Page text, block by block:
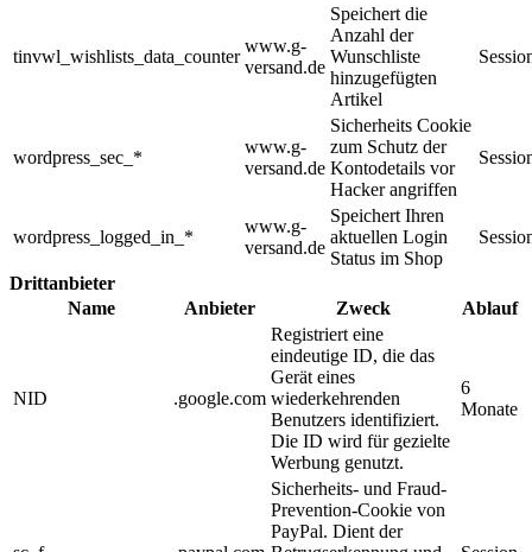
tinvwl_wishlists_data_counter
www.g-
versand.de
Speichert die
Anzahl der
Wunschliste
hinzugefügten
Artikel
wordpress_sec_*
www.g-
versand.de
Sicherheits Cookie
zum Schutz der
Kontodetails vor
Hacker angriffen
wordpress_logged_in_*
www.g-
versand.de
Speichert Ihren
aktuellen Login
Status im Shop
Drittanbieter
Name
Anbieter Zweck Ablauf
NID .google.com
Registriert eine
eindeutige ID, die das
Gerät eines
wiederkehrenden
Benutzers identifiziert.
Die ID wird für gezielte
Werbung genutzt.
6
Monate
Sicherheits- und Fraud-
Prevention-Cookie von
PayPal. Dient der